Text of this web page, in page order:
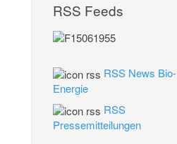
RSS Feeds
RSS News Bio-
Energie
RSS
Pressemitteilungen